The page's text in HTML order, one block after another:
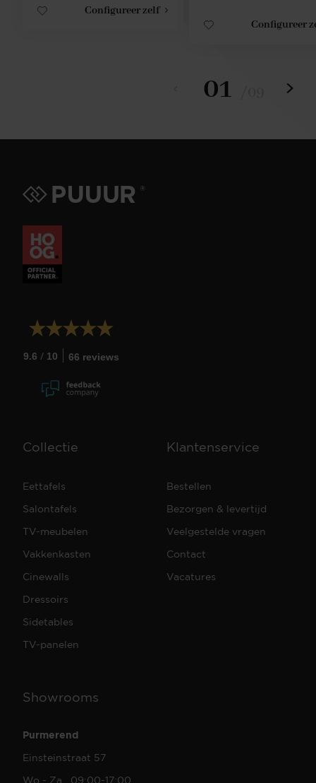
Configureer zelf
Configureer
01
9.6 / 10 66 reviews
Collectie
Eettafels
Salontafels
TV-meubelen
Vakkenkasten
Cinewalls
Dressoirs
Sidetables
TV-panelen
Klantenservice
Bestellen
Bezorgen & levertijd
Veelgestelde vragen
Contact
Vacatures
Showrooms
Purmerend
Einsteinstraat 57
Wo - Za 09:00-17:00